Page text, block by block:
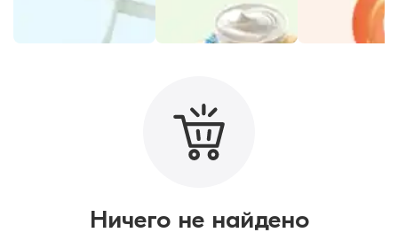
Ничего не найдено